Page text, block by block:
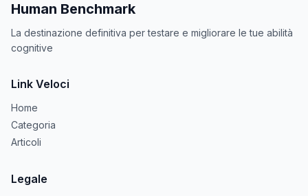
Human Benchmark
La destinazione definitiva per testare e migliorare le tue abilità
cognitive
Link Veloci
Home
Categoria
Articoli
Legale